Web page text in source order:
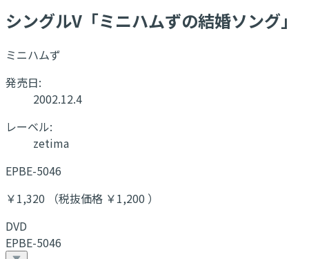
シングルV「ミニハムずの結婚ソング」
ミニハムず
発売日:
2002.12.4
レーベル:
zetima
EPBE-5046
￥1,320 （税抜価格 ￥1,200 ）
DVD
EPBE-5046